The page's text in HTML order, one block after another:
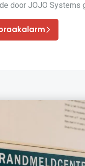
door JOJO Systems